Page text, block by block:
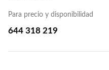
Para precio y disponibilidad
644 318 219